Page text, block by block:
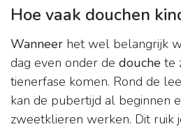
Hoe vaak douchen
Wanneer het wel belangrijk
dag even onder de douche te
tienerfase komen. Rond de
kan de pubertijd al beginnen
zweetklieren werken. Dit ruik